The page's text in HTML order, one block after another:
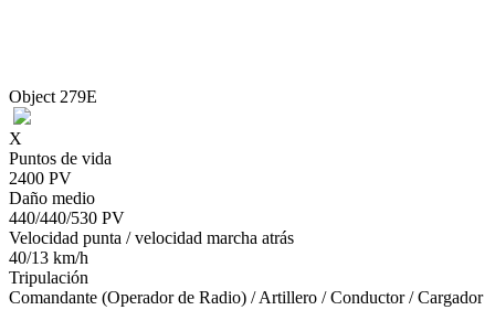
Object 279E
X
Puntos de vida
2400 PV
Daño medio
440/440/530 PV
Velocidad punta / velocidad marcha atrás
40/13 km/h
Tripulación
Comandante (Operador de Radio) / Artillero / Conductor / Cargador